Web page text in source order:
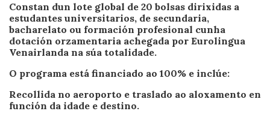
Constan dun lote global de 20 bolsas dirixidas a
estudantes universitarios, de secundaria,
bacharelato ou formación profesional cunha
dotación orzamentaria achegada por Eurolingua
Venairlanda na súa totalidade.
O programa está financiado ao 100% e inclúe:
Recollida no aeroporto e traslado ao aloxamento en
función da idade e destino.